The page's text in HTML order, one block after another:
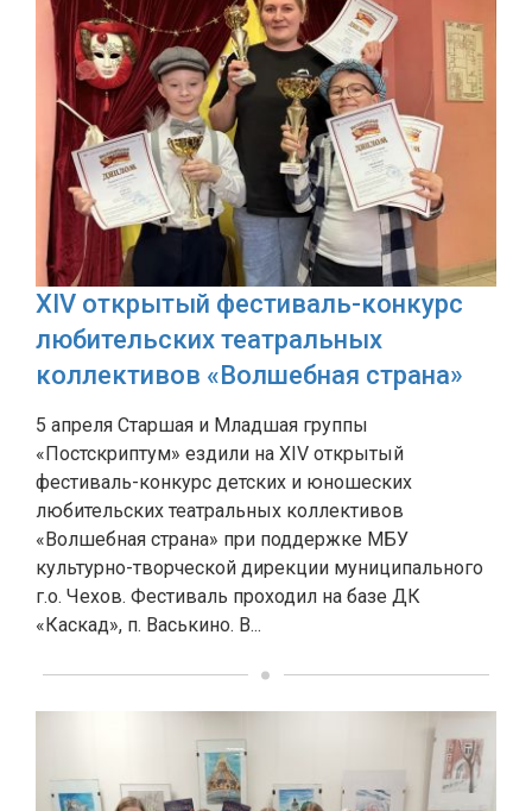
XIV открытый фестиваль-конкурс
любительских театральных
коллективов «Волшебная страна»
5 апреля Старшая и Младшая группы
«Постскриптум» ездили на XIV открытый
фестиваль-конкурс детских и юношеских
любительских театральных коллективов
«Волшебная страна» при поддержке МБУ
культурно-творческой дирекции муниципального
г.о. Чехов. Фестиваль проходил на базе ДК
«Каскад», п. Васькино. В...